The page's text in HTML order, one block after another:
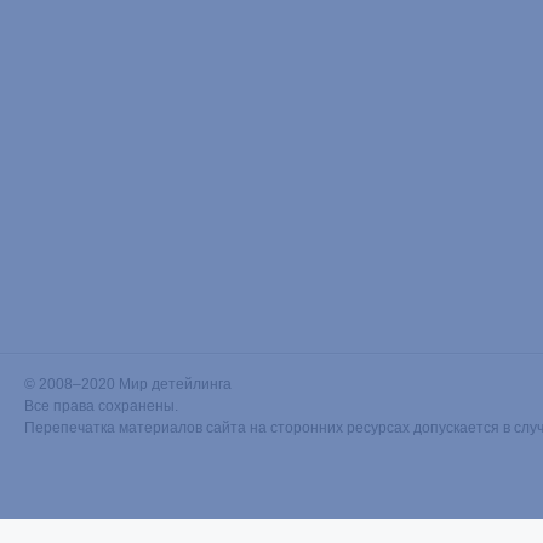
© 2008–2020 Мир детейлинга
Все права сохранены.
Перепечатка материалов сайта на сторонних ресурсах допускается в